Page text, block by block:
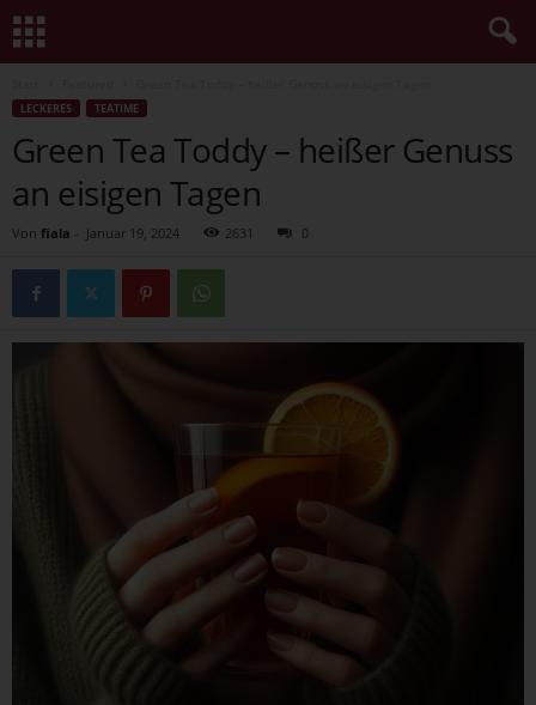
LECKERES TEATIME
Green Tea Toddy – heißer Genuss
an eisigen Tagen
Von fiala - Januar 19, 2024 2631 0